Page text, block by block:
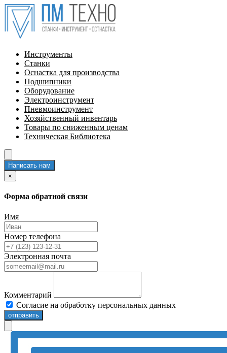
Инструменты
Станки
Оснастка для производства
Подшипники
Оборудование
Электроинструмент
Пневмоинструмент
Хозяйственный инвентарь
Товары по сниженным ценам
Техническая Библиотека
Написать нам
×
Форма обратной связи
Имя
Номер телефона
Электронная почта
Комментарий
Согласие на обработку персональных данных
отправить